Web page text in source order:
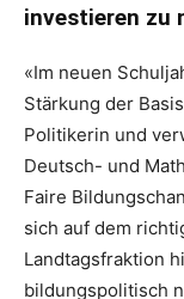
investieren zu
«Im neuen
Stärkung der
Politikerin und
Deutsch- und
Faire
sich auf dem
Landtagsfraktion
bildungspolitisch